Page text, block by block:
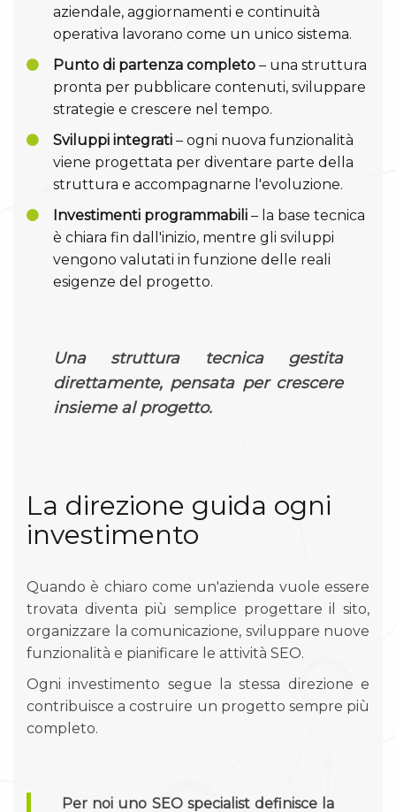
aziendale, aggiornamenti e continuità
operativa lavorano come un unico sistema.
Punto di partenza completo – una struttura
pronta per pubblicare contenuti, sviluppare
strategie e crescere nel tempo.
Sviluppi integrati – ogni nuova funzionalità
viene progettata per diventare parte della
struttura e accompagnarne l'evoluzione.
Investimenti programmabili – la base tecnica
è chiara fin dall'inizio, mentre gli sviluppi
vengono valutati in funzione delle reali
esigenze del progetto.
Una struttura tecnica gestita
direttamente, pensata per crescere
insieme al progetto.
La direzione guida ogni
investimento
Quando è chiaro come un'azienda vuole essere
trovata diventa più semplice progettare il sito,
organizzare la comunicazione, sviluppare nuove
funzionalità e pianificare le attività SEO.
Ogni investimento segue la stessa direzione e
contribuisce a costruire un progetto sempre più
completo.
Per noi uno SEO specialist definisce la